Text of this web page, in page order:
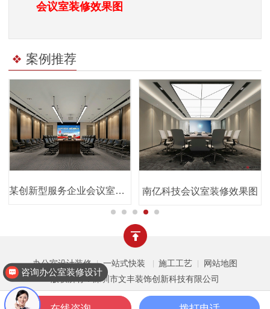
会议室装修效果图
案例推荐
某创新型服务企业会议室效果图 南亿科技会议室装修效果图
办公室设计装修 | 一站式快装 施工工艺
网站地图
版权所有：深圳市文丰装饰创新科技有限公司
咨询办公室装修设计